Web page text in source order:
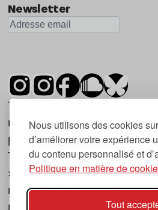
Nous utilisons des cookies
d’améliorer votre expérience
du contenu personnalisé et
Politique en matière de
Tout
Newsletter
Tsugi est un mensuel
musique et les nouvelles
première parution date de
Tsugi en japonais signifie «
», ce qui correspond à la
magazine, à l’affût des
musicales, qu’elles viennent